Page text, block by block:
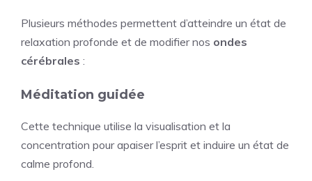
Plusieurs méthodes permettent d’atteindre un état de
relaxation profonde et de modifier nos ondes
cérébrales :
Méditation guidée
Cette technique utilise la visualisation et la
concentration pour apaiser l’esprit et induire un état de
calme profond.